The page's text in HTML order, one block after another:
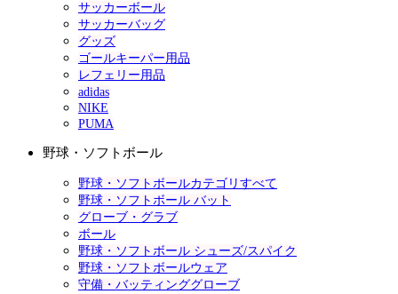
サッカーボール
サッカーバッグ
グッズ
ゴールキーパー用品
レフェリー用品
adidas
NIKE
PUMA
野球・ソフトボール
野球・ソフトボールカテゴリすべて
野球・ソフトボール バット
グローブ・グラブ
ボール
野球・ソフトボール シューズ/スパイク
野球・ソフトボールウェア
守備・バッティンググローブ